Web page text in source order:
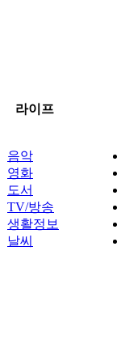
라이프
음악
영화
도서
TV/방송
생활정보
날씨